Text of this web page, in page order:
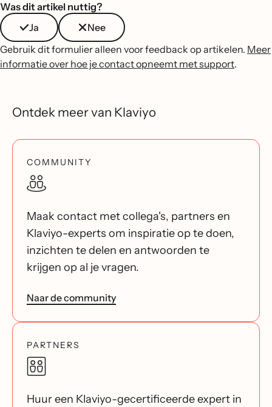
Was dit artikel nuttig?
Ja
Nee
Gebruik dit formulier alleen voor feedback op artikelen. Meer
informatie over hoe je contact opneemt met support.
Ontdek meer van Klaviyo
COMMUNITY
Maak contact met collega's, partners en
Klaviyo-experts om inspiratie op te doen,
inzichten te delen en antwoorden te
krijgen op al je vragen.
Naar de community
PARTNERS
Huur een Klaviyo-gecertificeerde expert in